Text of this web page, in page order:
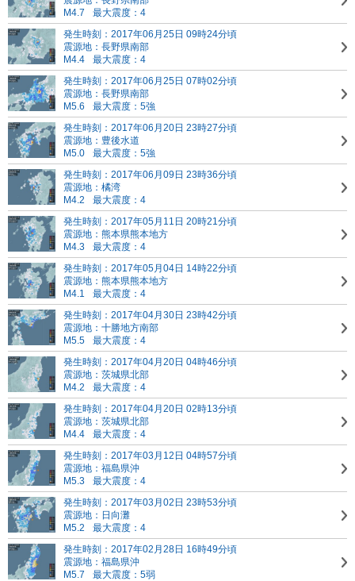
M4.7
最大震度：4
発生時刻：2017年06月25日 09時24分頃
震源地：長野県南部
M4.4
最大震度：4
発生時刻：2017年06月25日 07時02分頃
震源地：長野県南部
M5.6
最大震度：5強
発生時刻：2017年06月20日 23時27分頃
震源地：豊後水道
M5.0
最大震度：5強
発生時刻：2017年06月09日 23時36分頃
震源地：橘湾
M4.2
最大震度：4
発生時刻：2017年05月11日 20時21分頃
震源地：熊本県熊本地方
M4.3
最大震度：4
発生時刻：2017年05月04日 14時22分頃
震源地：熊本県熊本地方
M4.1
最大震度：4
発生時刻：2017年04月30日 23時42分頃
震源地：十勝地方南部
M5.5
最大震度：4
発生時刻：2017年04月20日 04時46分頃
震源地：茨城県北部
M4.2
最大震度：4
発生時刻：2017年04月20日 02時13分頃
震源地：茨城県北部
M4.4
最大震度：4
発生時刻：2017年03月12日 04時57分頃
震源地：福島県沖
M5.3
最大震度：4
発生時刻：2017年03月02日 23時53分頃
震源地：日向灘
M5.2
最大震度：4
発生時刻：2017年02月28日 16時49分頃
震源地：福島県沖
M5.7
最大震度：5弱